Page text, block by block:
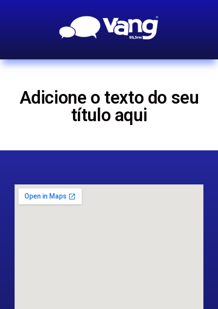
Adicione o texto do seu
título aqui